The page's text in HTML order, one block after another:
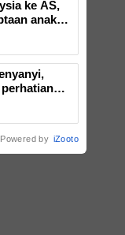
ke AS,
anak
Powered by iZooto